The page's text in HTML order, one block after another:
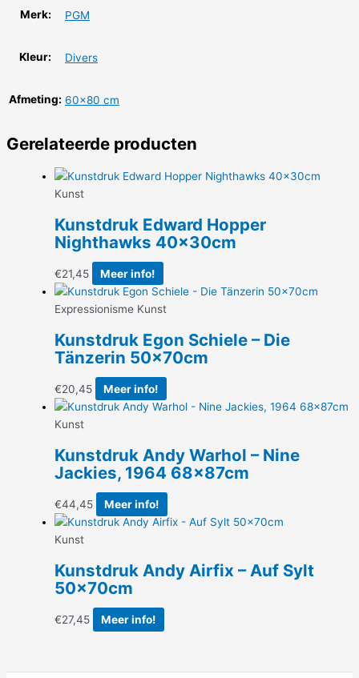
Merk: PGM
Kleur: Divers
Afmeting: 60×80 cm
Gerelateerde producten
Kunst
Kunstdruk Edward Hopper
Nighthawks 40x30cm
€21,45 Meer info!
Expressionisme Kunst
Kunstdruk Egon Schiele – Die
Tänzerin 50x70cm
€20,45 Meer info!
Kunst
Kunstdruk Andy Warhol – Nine
Jackies, 1964 68x87cm
€44,45 Meer info!
Kunst
Kunstdruk Andy Airfix – Auf Sylt
50x70cm
€27,45 Meer info!